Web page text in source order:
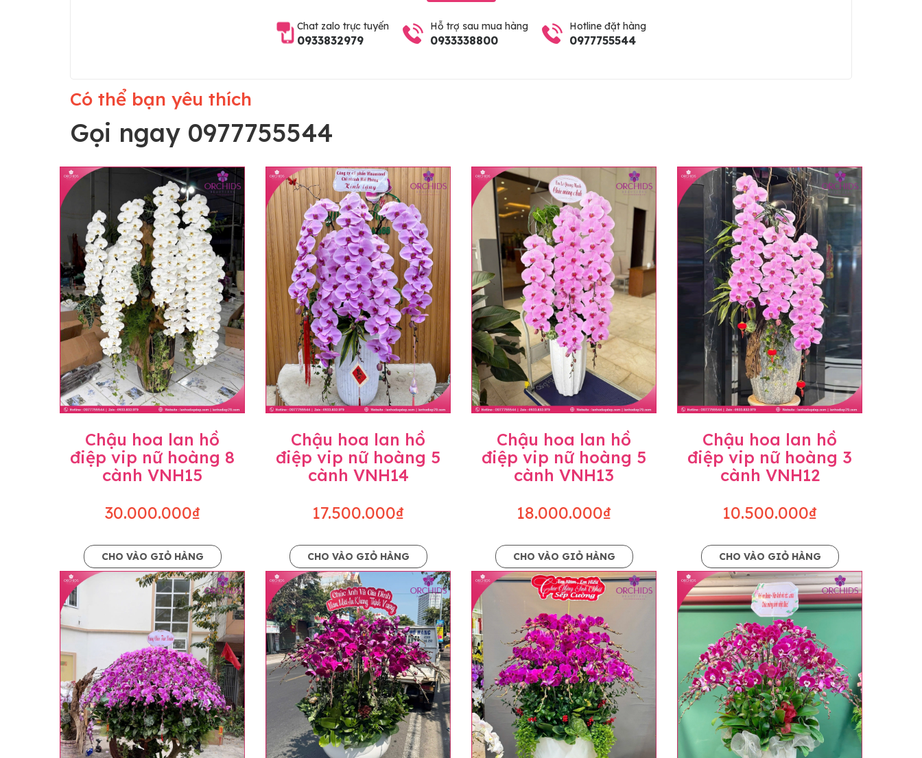
Lưu ý trước khi đặt hàng
• Về cây hoa: Một chậu hoa lan hồ điệp đẹp và hoàn chỉnh sẽ được phối ghép từ nhiều cây hoa và tạo dáng hoàn toàn thủ công nên có thể sẽ
khác nhau đôi chút giữa sản phẩm thực tế và trên hình. Cây hoa lan còn phụ thuộc theo mùa và điều kiện khách quan, tùy vào thời điểm hoa nở
nhiều, nở ít khi shop có sẵn nên sẽ thay đổi về độ dầy hoa, thưa hoa và cách trang trí.
• Về kiểu dáng & phụ kiện: Beautiful Orchids cam kết sản phẩm được thực hiện dựa trên mẫu đã chọn với mức độ giống mẫu khoảng 80-90%,
nếu có thay đổi về màu sắc hoa và kiểu chậu cũng như phụ kiện trang trí chúng tôi sẽ chủ động liên lạc với khách hàng để thông báo và tư vấn
loại hoa và phụ kiện thay thế, vẫn giữ nguyên mức giá không thay đổi. Trường hợp không đủ thời gian hoặc không liên lạc được với người
Chat zalo trực tuyến
0933832979
Hỗ trợ sau mua hàng
0933338800
Hotline đặt hàng
0977755544
Có thể bạn yêu thích
Gọi ngay 0977755544
Chậu hoa lan hồ
điệp vip nữ hoàng 8
cành VNH15
30.000.000₫
CHO VÀO GIỎ HÀNG
Chậu hoa lan hồ
điệp vip nữ hoàng 5
cành VNH14
17.500.000₫
CHO VÀO GIỎ HÀNG
Chậu hoa lan hồ
điệp vip nữ hoàng 5
cành VNH13
18.000.000₫
CHO VÀO GIỎ HÀNG
Chậu hoa lan hồ
điệp vip nữ hoàng 3
cành VNH12
10.500.000₫
CHO VÀO GIỎ HÀNG